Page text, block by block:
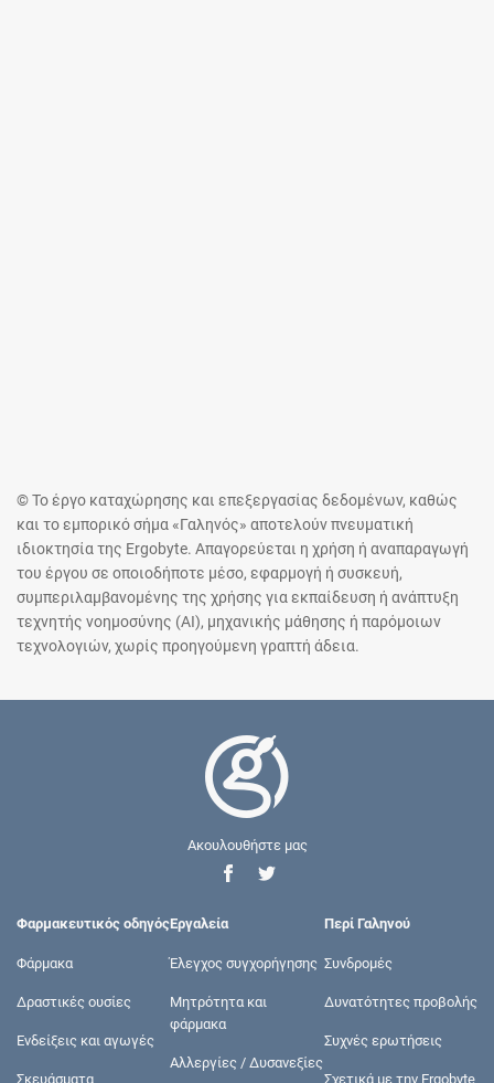
© Το έργο καταχώρησης και επεξεργασίας δεδομένων, καθώς
και το εμπορικό σήμα «Γαληνός» αποτελούν πνευματική
ιδιοκτησία της Ergobyte. Απαγορεύεται η χρήση ή αναπαραγωγή
του έργου σε οποιοδήποτε μέσο, εφαρμογή ή συσκευή,
συμπεριλαμβανομένης της χρήσης για εκπαίδευση ή ανάπτυξη
τεχνητής νοημοσύνης (AI), μηχανικής μάθησης ή παρόμοιων
τεχνολογιών, χωρίς προηγούμενη γραπτή άδεια.
Ακουλουθήστε μας
Φαρμακευτικός οδηγός
Φάρμακα
Δραστικές ουσίες
Ενδείξεις και αγωγές
Σκευάσματα
Εργαλεία
Έλεγχος συγχορήγησης
Μητρότητα και
φάρμακα
Αλλεργίες / Δυσανεξίες
Περί Γαληνού
Συνδρομές
Δυνατότητες προβολής
Συχνές ερωτήσεις
Σχετικά με την Ergobyte